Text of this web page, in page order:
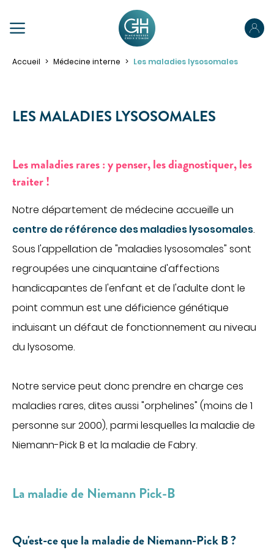
NOS SPÉCIALITÉS
PRENDRE RENDEZ-VOUS
VOTRE SÉJOUR
PATIENTS INTERNATIONAUX
PORTAIL PATIENT
CONTACT
PRÉPAREZ VOTRE SÉJOUR
Préparez votre hospitalisation
Pour les proches
Pour les patients porteurs de handicap
ACCÉDER À NOS ÉTABLISSEMENTS
PORTAIL PATIENT
Obtenir des informations sur mon hospitalisation
Obtenir la TV et le téléphone en chambre
Régler une facture
PATIENTS INTERNATIONNAUX
MÉDECINE
Centres de santé
Gastroentérologie
Gériatrie aiguë
Médecine interne
Rhumatologie
Ville-hôpital
Accueil Médecine interne Les maladies lysosomales
LES MALADIES LYSOSOMALES
Les maladies rares : y penser, les diagnostiquer, les
traiter !
Notre département de médecine accueille un
centre de référence des maladies lysosomales.
Sous l'appellation de "maladies lysosomales" sont
regroupées une cinquantaine d'affections
handicapantes de l'enfant et de l'adulte dont le
point commun est une déficience génétique
induisant un défaut de fonctionnement au niveau
du lysosome.
Notre service peut donc prendre en charge ces
maladies rares, dites aussi "orphelines" (moins de 1
personne sur 2000), parmi lesquelles la maladie de
Niemann-Pick B et la maladie de Fabry.
La maladie de Niemann Pick-B
Qu'est-ce que la maladie de Niemann-Pick B ?